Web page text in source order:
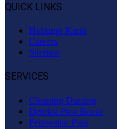
QUICK LINKS
Hubungi Kami
Careers
Sitemap
SERVICES
Cleaning Ducting
Deteksi Pipa Bocor
Perawatan Pipa